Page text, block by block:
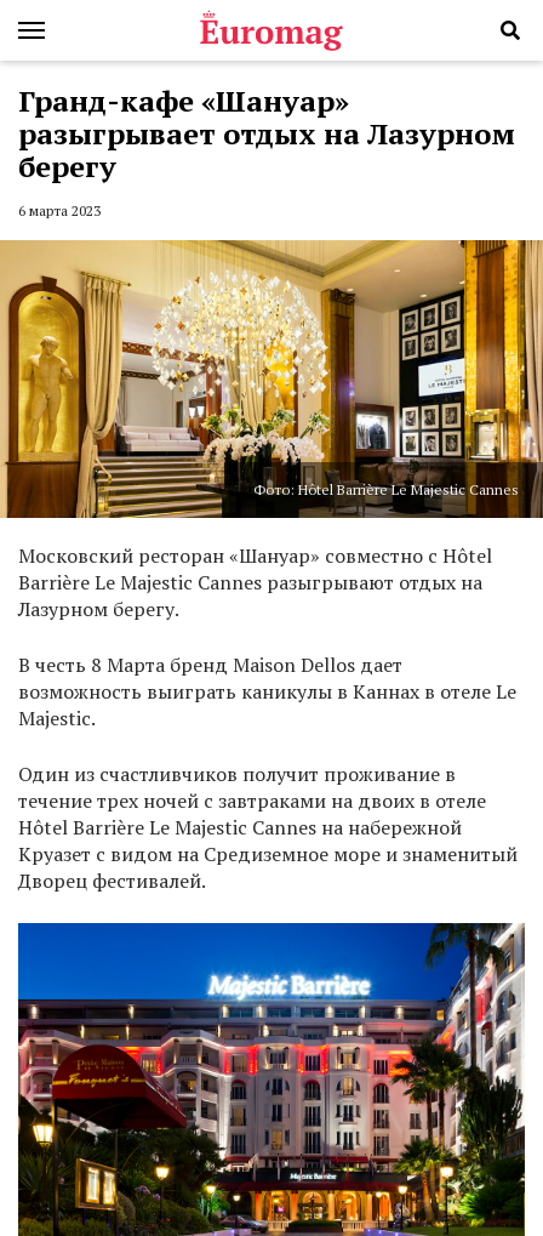
Гранд-кафе «Шануар»
разыгрывает отдых на Лазурном
берегу
6 марта 2023
Фото: Hôtel Barrière Le Majestic Cannes
Московский ресторан «Шануар» совместно с Hôtel
Barrière Le Majestic Cannes разыгрывают отдых на
Лазурном берегу.
В честь 8 Марта бренд Maison Dellos дает
возможность выиграть каникулы в Каннах в отеле Le
Majestic.
Один из счастливчиков получит проживание в
течение трех ночей с завтраками на двоих в отеле
Hôtel Barrière Le Majestic Cannes на набережной
Круазет с видом на Средиземное море и знаменитый
Дворец фестивалей.